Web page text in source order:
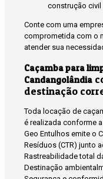
construção civil
Conte com uma
comprometida com o
atender sua
Caçamba para
Candangolândia
destinação
Toda locação de
é realizada conforme
Geo Entulhos emite o
Resíduos (CTR) junto
Rastreabilidade total
Destinação